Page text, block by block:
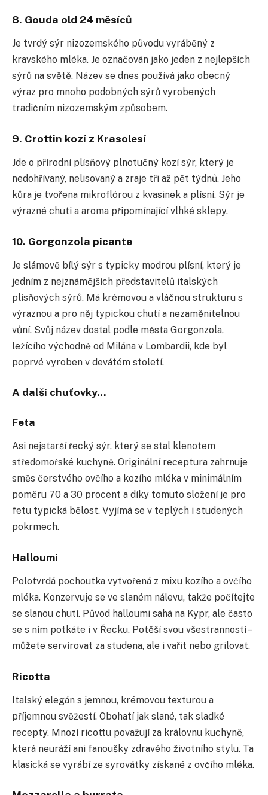
8. Gouda old 24 měsíců
Je tvrdý sýr nizozemského původu vyráběný z
kravského mléka. Je označován jako jeden z nejlepších
sýrů na světě. Název se dnes používá jako obecný
výraz pro mnoho podobných sýrů vyrobených
tradičním nizozemským způsobem.
9. Crottin kozí z Krasolesí
Jde o přírodní plísňový plnotučný kozí sýr, který je
nedohřívaný, nelisovaný a zraje tři až pět týdnů. Jeho
kůra je tvořena mikroflórou z kvasinek a plísní. Sýr je
výrazné chuti a aroma připomínající vlhké sklepy.
10. Gorgonzola picante
Je slámově bílý sýr s typicky modrou plísní, který je
jedním z nejznámějších představitelů italských
plísňových sýrů. Má krémovou a vláčnou strukturu s
výraznou a pro něj typickou chutí a nezaměnitelnou
vůní. Svůj název dostal podle města Gorgonzola,
ležícího východně od Milána v Lombardii, kde byl
poprvé vyroben v devátém století.
A další chuťovky…
Feta
Asi nejstarší řecký sýr, který se stal klenotem
středomořské kuchyně. Originální receptura zahrnuje
směs čerstvého ovčího a kozího mléka v minimálním
poměru 70 a 30 procent a díky tomuto složení je pro
fetu typická bělost. Vyjímá se v teplých i studených
pokrmech.
Halloumi
Polotvrdá pochoutka vytvořená z mixu kozího a ovčího
mléka. Konzervuje se ve slaném nálevu, takže počítejte
se slanou chutí. Původ halloumi sahá na Kypr, ale často
se s ním potkáte i v Řecku. Potěší svou všestranností –
můžete servírovat za studena, ale i vařit nebo grilovat.
Ricotta
Italský elegán s jemnou, krémovou texturou a
příjemnou svěžestí. Obohatí jak slané, tak sladké
recepty. Mnozí ricottu považují za královnu kuchyně,
která neuráží ani fanoušky zdravého životního stylu. Ta
klasická se vyrábí ze syrovátky získané z ovčího mléka.